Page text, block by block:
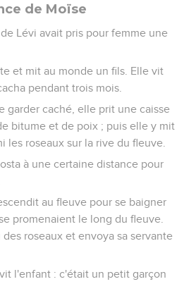
de Moïse
Lévi avait pris pour femme une
et mit au monde un fils. Elle vit
pendant trois mois.
garder caché, elle prit une caisse
bitume et de poix ; puis elle y mit
les roseaux sur la rive du fleuve.
à une certaine distance pour
au fleuve pour se baigner
promenaient le long du fleuve.
roseaux et envoya sa servante
l'enfant : c'était un petit garçon